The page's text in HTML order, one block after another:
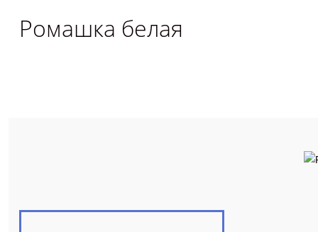
Ромашка белая